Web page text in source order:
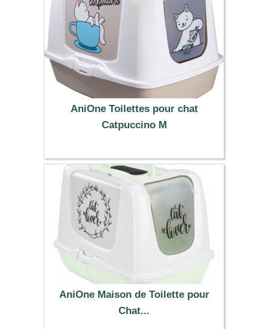
AniOne Toilettes pour chat
Catpuccino M
24.99 €
AniOne Maison de Toilette pour
Chat...